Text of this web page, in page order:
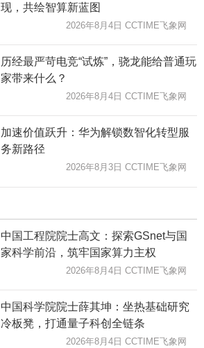
现，共绘智算新蓝图
2026年8月4日 CCTIME飞象网
历经最严苛电竞“试炼”，骁龙能给普通玩
家带来什么？
2026年8月4日 CCTIME飞象网
加速价值跃升：华为解锁数智化转型服
务新路径
2026年8月3日 CCTIME飞象网
中国工程院院士高文：探索GSnet与国
家科学前沿，筑牢国家算力主权
2026年8月4日 CCTIME飞象网
中国科学院院士薛其坤：坐热基础研究
冷板凳，打通量子科创全链条
2026年8月4日 CCTIME飞象网